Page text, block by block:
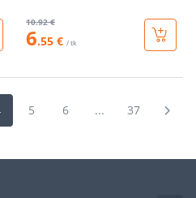
10.92 €
6.55 € / tk
5 6 ... 37